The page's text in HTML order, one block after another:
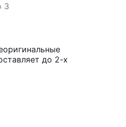
3
до 2-х